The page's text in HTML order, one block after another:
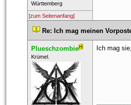
Württemberg
[zum Seitenanfang]
Re: Ich mag meinen
Plueschzombie
​Krümel.
Ich mag